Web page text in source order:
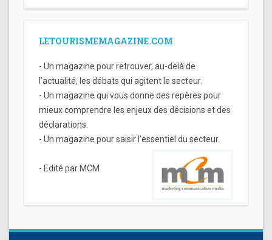
LETOURISMEMAGAZINE.COM
- Un magazine pour retrouver, au-delà de
l’actualité, les débats qui agitent le secteur.
- Un magazine qui vous donne des repères pour
mieux comprendre les enjeux des décisions et des
déclarations.
- Un magazine pour saisir l’essentiel du secteur.
- Edité par MCM